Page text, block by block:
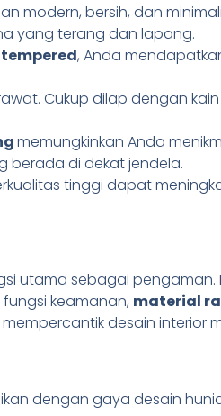
modern, bersih, dan
yang terang dan lapang.
, Anda
Cukup dilap dengan
memungkinkan Anda
berada di dekat jendela.
tinggi dapat
utama sebagai
keamanan, material
desain interior
dengan gaya desain